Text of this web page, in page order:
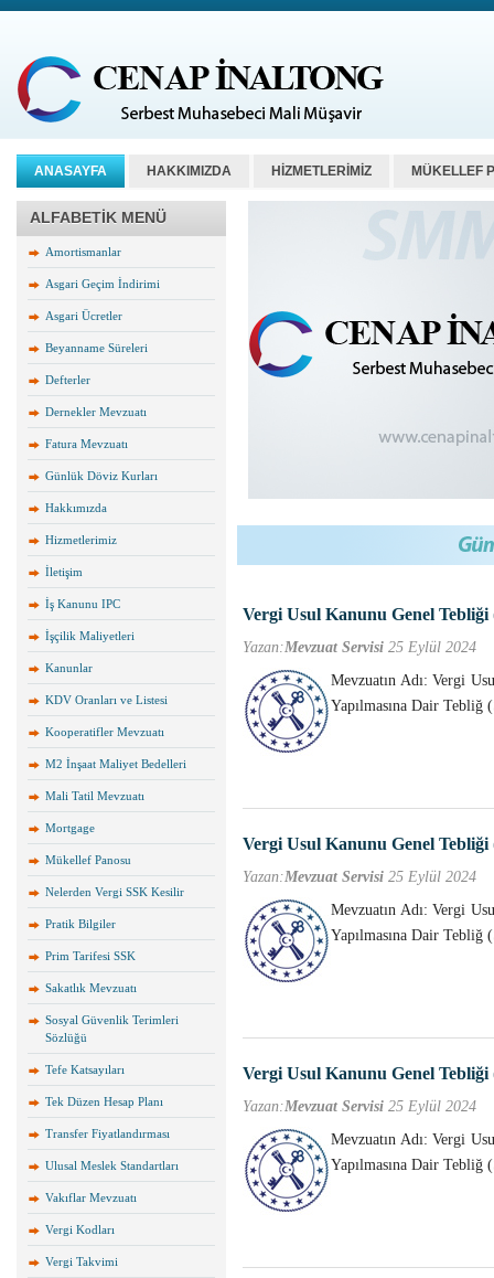
ANASAYFA HAKKIMIZDA HİZMETLERİMİZ MÜKELLEF
ALFABETİK MENÜ
Amortismanlar
Asgari Geçim İndirimi
Asgari Ücretler
Beyanname Süreleri
Defterler
Dernekler Mevzuatı
Fatura Mevzuatı
Günlük Döviz Kurları
Hakkımızda
Hizmetlerimiz
İletişim
İş Kanunu IPC
İşçilik Maliyetleri
Kanunlar
KDV Oranları ve Listesi
Kooperatifler Mevzuatı
M2 İnşaat Maliyet Bedelleri
Mali Tatil Mevzuatı
Mortgage
Mükellef Panosu
Nelerden Vergi SSK Kesilir
Pratik Bilgiler
Prim Tarifesi SSK
Sakatlık Mevzuatı
Sosyal Güvenlik Terimleri
Sözlüğü
Tefe Katsayıları
Tek Düzen Hesap Planı
Transfer Fiyatlandırması
Ulusal Meslek Standartları
Vakıflar Mevzuatı
Vergi Kodları
Vergi Takvimi
Vergi Usul Kanunu Genel Tebliği
Yazan:Mevzuat Servisi 25 Eylül 2024
Mevzuatın Adı: Vergi
Yapılmasına Dair
Vergi Usul Kanunu Genel Tebliği
Yazan:Mevzuat Servisi 25 Eylül 2024
Mevzuatın Adı: Vergi
Yapılmasına Dair
Vergi Usul Kanunu Genel Tebliği
Yazan:Mevzuat Servisi 25 Eylül 2024
Mevzuatın Adı: Vergi
Yapılmasına Dair